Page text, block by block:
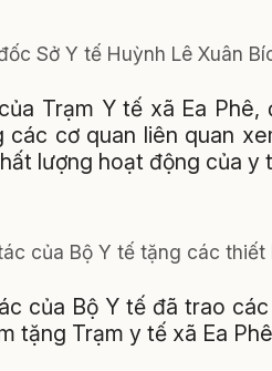
Sở Y tế Huỳnh Lê Xuân
Trạm Y tế xã Ea
các cơ quan liên quan
lượng hoạt động của y
của Bộ Y tế tặng các thiết
của Bộ Y tế đã trao
tặng Trạm y tế xã Ea